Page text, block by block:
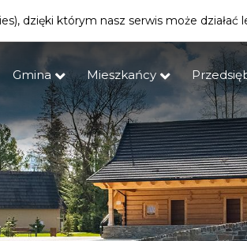
Gmina Mieszkańcy
dzięki którym nasz serwis może działać